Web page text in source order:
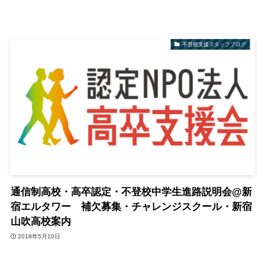
不登校支援スタッフブログ
通信制高校・高卒認定・不登校中学生進路説明会@新
宿エルタワー 補欠募集・チャレンジスクール・新宿
山吹高校案内
2018年5月10日